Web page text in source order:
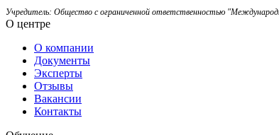
Учредитель: Общество с ограниченной ответственностью
О центре
О компании
Документы
Эксперты
Отзывы
Вакансии
Контакты